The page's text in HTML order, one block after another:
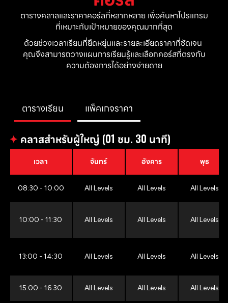
ตารางคลาสและราคาคอร์สที่หลากหลาย เพื่อค้นหาโปรแกรม
ที่เหมาะกับเป้าหมายของคุณมากที่สุด
ด้วยช่วงเวลาเรียนที่ยืดหยุ่นและรายละเอียดราคาที่ชัดเจน
คุณจึงสามารถวางแผนการเรียนรู้และเลือกคอร์สที่ตรงกับ
ความต้องการได้อย่างง่ายดาย
ตารางเรียน แพ็คเกจราคา
✦ คลาสสำหรับผู้ใหญ่ (01 ชม. 30 นาที)
เวลา จันทร์ อังคาร พุธ
08:30 - 10:00 All Levels All Levels All Levels
10:00 - 11:30 All Levels All Levels All Levels
13:00 - 14:30 All Levels All Levels All Levels
15:00 - 16:30 All Levels All Levels All Levels